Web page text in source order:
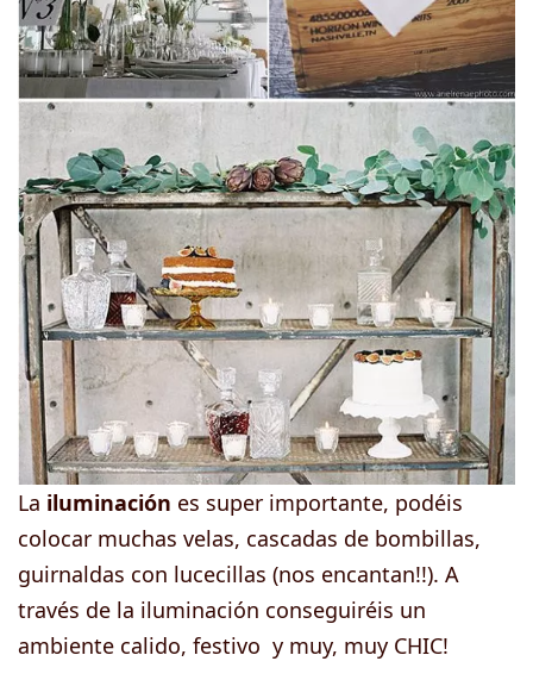
La iluminación es super importante, podéis
colocar muchas velas, cascadas de bombillas,
guirnaldas con lucecillas (nos encantan!!). A
través de la iluminación conseguiréis un
ambiente calido, festivo y muy, muy CHIC!